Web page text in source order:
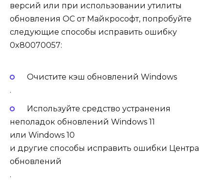
версий или при использовании утилиты
обновления ОС от Майкрософт, попробуйте
следующие способы исправить ошибку
0x80070057:
Очистите кэш обновлений Windows
.
Используйте средство устранения
неполадок обновлений Windows 11
или Windows 10
и другие способы исправить ошибки Центра
обновлений
.